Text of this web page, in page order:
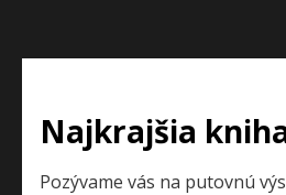
Najkrajšia
Pozývame vás na putovnú